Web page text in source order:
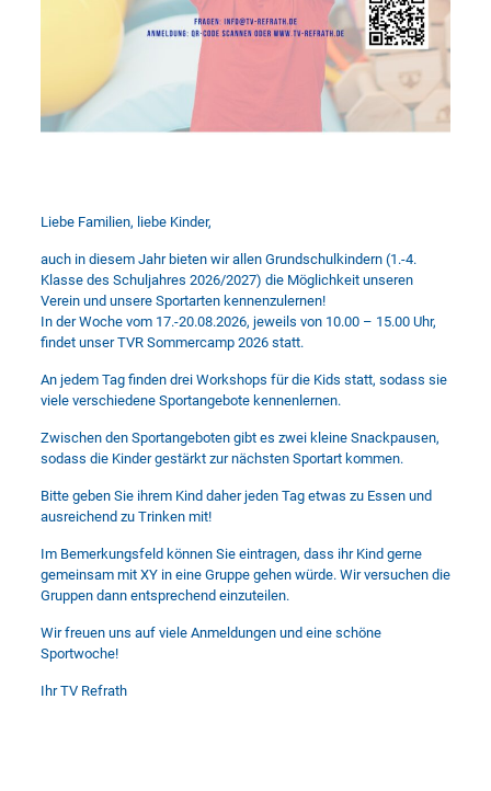
Liebe Familien, liebe Kinder,
auch in diesem Jahr bieten wir allen Grundschulkindern (1.-4.
Klasse des Schuljahres 2026/2027) die Möglichkeit unseren
Verein und unsere Sportarten kennenzulernen!
In der Woche vom 17.-20.08.2026, jeweils von 10.00 – 15.00 Uhr,
findet unser TVR Sommercamp 2026 statt.
An jedem Tag finden drei Workshops für die Kids statt, sodass sie
viele verschiedene Sportangebote kennenlernen.
Zwischen den Sportangeboten gibt es zwei kleine Snackpausen,
sodass die Kinder gestärkt zur nächsten Sportart kommen.
Bitte geben Sie ihrem Kind daher jeden Tag etwas zu Essen und
ausreichend zu Trinken mit!
Im Bemerkungsfeld können Sie eintragen, dass ihr Kind gerne
gemeinsam mit XY in eine Gruppe gehen würde. Wir versuchen die
Gruppen dann entsprechend einzuteilen.
Wir freuen uns auf viele Anmeldungen und eine schöne
Sportwoche!
Ihr TV Refrath